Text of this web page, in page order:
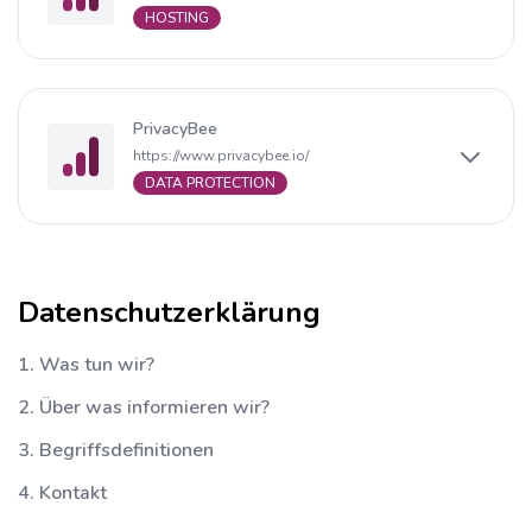
HOSTING
PrivacyBee
https://www.privacybee.io/
DATA PROTECTION
Datenschutzerklärung
1. Was tun wir?
2. Über was informieren wir?
3. Begriffsdefinitionen
4. Kontakt